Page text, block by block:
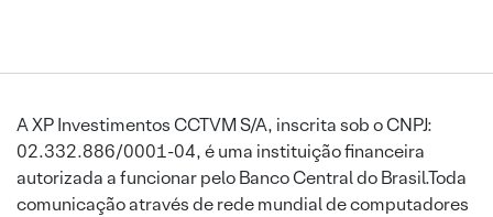
A XP Investimentos CCTVM S/A, inscrita sob o CNPJ:
02.332.886/0001-04, é uma instituição financeira
autorizada a funcionar pelo Banco Central do Brasil.Toda
comunicação através de rede mundial de computadores